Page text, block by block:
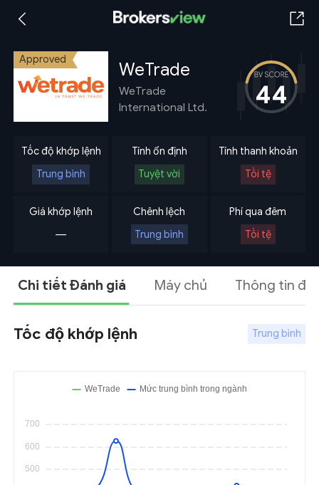
Approved WeTrade
WeTrade
International Ltd.
44
Tốc độ khớp lệnh
Trung bình
Tính ổn định
Tuyệt vời
Tính thanh khoản
Tồi tệ
Giá khớp lệnh
---
Chênh lệch
Trung bình
Phí qua đêm
Tồi tệ
Chi tiết Đánh giá Máy chủ Thông tin
Tốc độ khớp lệnh Trung bình